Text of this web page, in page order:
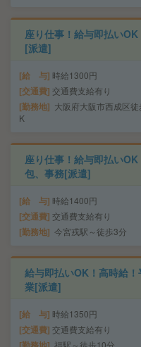
座り仕事！給与即払い
[派遣]
給 与 時給1300円
交通費 交通費支給有り
勤務地
大阪府大阪市西成区
K
座り仕事！給与即払い
包、事務[派遣]
給 与 時給1400円
交通費 交通費支給有り
勤務地 今宮戎駅～徒歩3分
給与即払いOK！高時給
業[派遣]
給 与 時給1350円
交通費 交通費支給有り
福駅～徒歩10分